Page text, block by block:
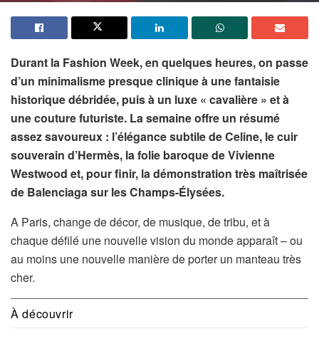
Durant la Fashion Week, en quelques heures, on passe
d’un minimalisme presque clinique à une fantaisie
historique débridée, puis à un luxe « cavalière » et à
une couture futuriste. La semaine offre un résumé
assez savoureux : l’élégance subtile de Celine, le cuir
souverain d’Hermès, la folie baroque de Vivienne
Westwood et, pour finir, la démonstration très maîtrisée
de Balenciaga sur les Champs-Élysées.
A Paris, change de décor, de musique, de tribu, et à
chaque défilé une nouvelle vision du monde apparaît – ou
au moins une nouvelle manière de porter un manteau très
cher.
À découvrir